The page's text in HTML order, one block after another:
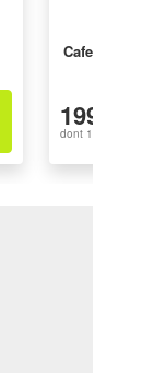
Cafetière
199,99€
dont 1,37€